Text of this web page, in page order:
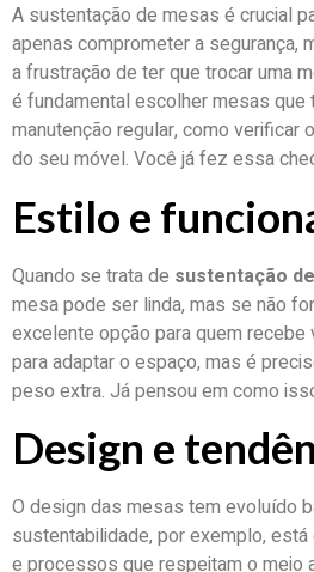
A sustentação de mesas é crucial
apenas comprometer a segurança,
a frustração de ter que trocar uma
é fundamental escolher mesas que
manutenção regular, como
do seu móvel. Você já fez essa
Estilo e
Quando se trata de sustentação
mesa pode ser linda, mas se não
excelente opção para quem
para adaptar o espaço, mas é
peso extra. Já pensou em como
Design e
O design das mesas tem evoluído
sustentabilidade, por exemplo,
e processos que respeitam o meio